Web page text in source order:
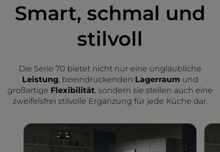
Smart, schmal und
stilvoll
Die Serie 70 bietet nicht nur eine unglaubliche
Leistung , beeindruckenden Lagerraum und
großartige Flexibilität , sondern sie stellen auch eine
zweifelsfrei stilvolle Ergänzung für jede Küche dar.